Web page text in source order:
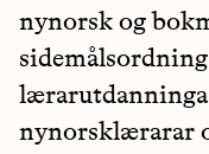
nynorsk og
nynorsklærarar